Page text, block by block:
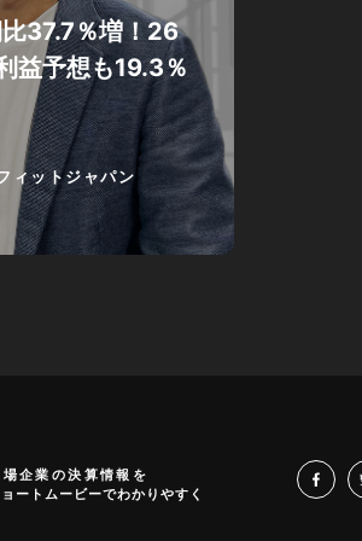
ィットジャパン
37.7％増！26
益予想も19.3％
場企業の決算情報を
ートムービーでわかりやすく